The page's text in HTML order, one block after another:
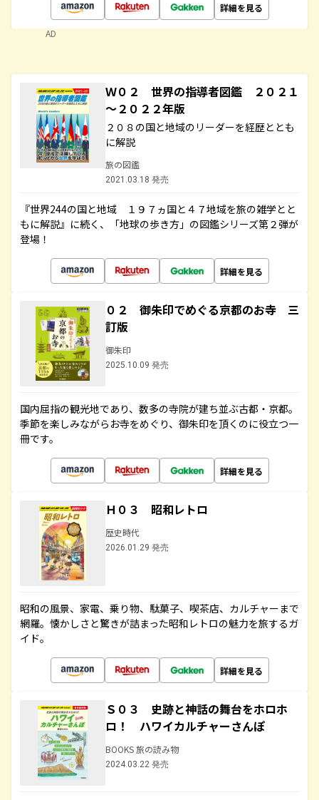
詳細を見る
AD
Ｗ０２ 世界の指導者図鑑 ２０２１
～２０２２年版
２０８の国と地域のリーダーを経歴ととも
に解説
旅の図鑑
2021.03.18 発売
『世界244の国と地域 １９７ヵ国と４７地域を旅の雑学とと
もに解説』に続く、「地球の歩き方」の図鑑シリーズ第２弾が
登場！
詳細を見る
０２ 御朱印でめぐる京都のお寺 三
訂版
御朱印
2025.10.09 発売
国内屈指の観光地であり、数多の寺院が建ち並ぶ古都・京都。
季節を楽しみながらお寺をめぐり、御朱印を頂くのに役立つ一
冊です。
詳細を見る
Ｈ０３ 昭和レトロ
歴史時代
2026.01.29 発売
昭和の風景、家電、乗り物、駄菓子、喫茶店、カルチャーまで
網羅。懐かしさと驚きが詰まった昭和レトロの魅力を旅するガ
イド。
詳細を見る
Ｓ０３ 史跡と神話の舞台をホロホ
ロ！ ハワイカルチャーさんぽ
BOOKS 旅の読み物
2024.03.22 発売